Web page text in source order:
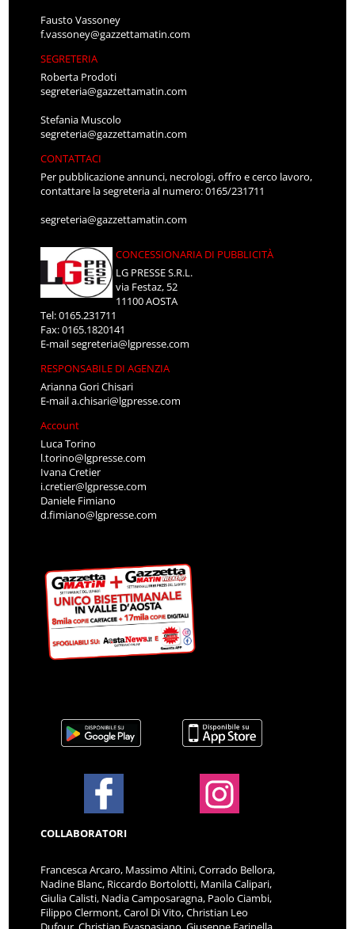
Fausto Vassoney
f.vassoney@gazzettamatin.com
SEGRETERIA
Roberta Prodoti
segreteria@gazzettamatin.com
Stefania Muscolo
segreteria@gazzettamatin.com
CONTATTACI
Per pubblicazione annunci, necrologi, offro e cerco lavoro,
contattare la segreteria al numero: 0165/231711
segreteria@gazzettamatin.com
CONCESSIONARIA DI PUBBLICITÀ
LG PRESSE S.R.L.
via Festaz, 52
11100 AOSTA
Tel: 0165.231711
Fax: 0165.1820141
E-mailsegreteria@lgpresse.com
RESPONSABILE DI AGENZIA
Arianna Gori Chisari
E-maila.chisari@lgpresse.com
Account
Luca Torino
l.torino@lgpresse.com
Ivana Cretier
i.cretier@lgpresse.com
Daniele Fimiano
d.fimiano@lgpresse.com
COLLABORATORI
Francesca Arcaro, Massimo Altini, Corrado Bellora,
Nadine Blanc, Riccardo Bortolotti, Manila Calipari,
Giulia Calisti, Nadia Camposaragna, Paolo Ciambi,
Filippo Clermont, Carol Di Vito, Christian Leo